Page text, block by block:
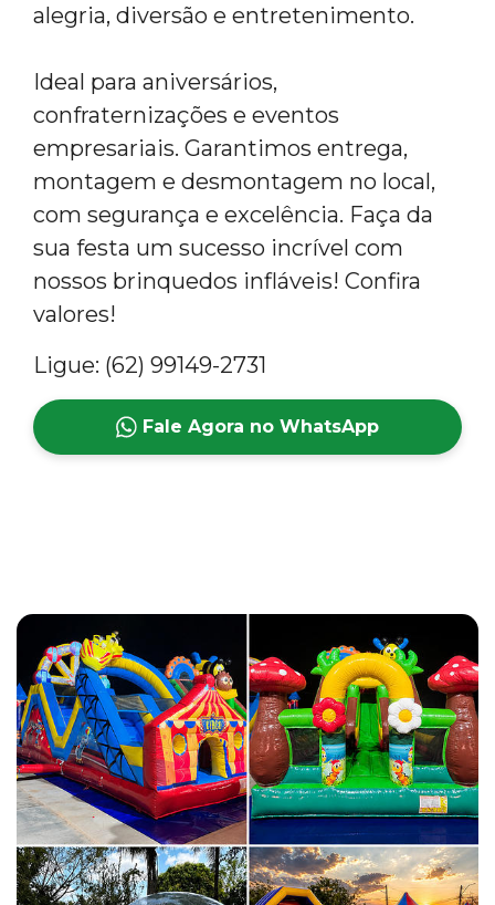
alegria, diversão e entretenimento.
Ideal para aniversários,
confraternizações e eventos
empresariais. Garantimos entrega,
montagem e desmontagem no local,
com segurança e excelência. Faça da
sua festa um sucesso incrível com
nossos brinquedos infláveis! Confira
valores!
Ligue: (62) 99149-2731
Fale Agora no WhatsApp